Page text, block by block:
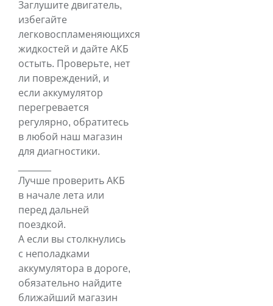
Заглушите двигатель,
избегайте
легковоспламеняющихся
жидкостей и дайте АКБ
остыть. Проверьте, нет
ли повреждений, и
если аккумулятор
перегревается
регулярно, обратитесь
в любой наш магазин
для диагностики.
Лучше проверить АКБ
в начале лета или
перед дальней
поездкой.
А если вы столкнулись
с неполадками
аккумулятора в дороге,
обязательно найдите
ближайший магазин